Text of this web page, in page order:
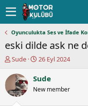
Oyunculukta Ses ve İfade
eski dilde ask ne
K
n
y
Sude
B
ş
a
26 Eyl 2024
Sude
New member